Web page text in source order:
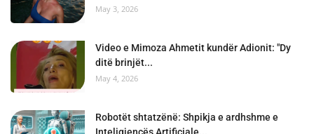
May 3, 2026
Video e Mimoza Ahmetit kundër Adionit: "Dy
ditë brinjët...
May 4, 2026
Robotët shtatzënë: Shpikja e ardhshme e